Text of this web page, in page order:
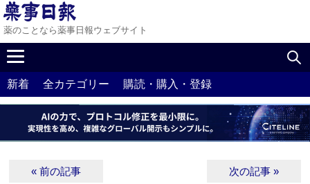
薬のことなら薬事日報ウェブサイト
新着 全カテゴリー 購読・購入・登録
« 前の記事 次の記事 »